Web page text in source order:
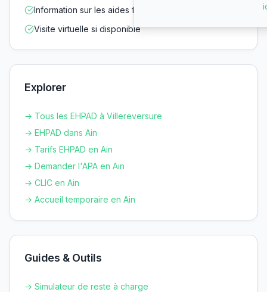
Information sur les aides financières
Visite virtuelle si disponible
Explorer
→ Tous les EHPAD à Villereversure
→ EHPAD dans Ain
→ Tarifs EHPAD en Ain
→ Demander l'APA en Ain
→ CLIC en Ain
→ Accueil temporaire en Ain
Guides & Outils
→ Simulateur de reste à charge